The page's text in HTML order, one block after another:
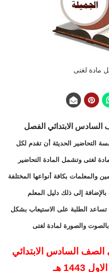
مادة لغتى
الابتدائي الفصل
التحاضير الحديثة أن تقدم لكل
لغتى وتشمل المادة التحاضير
والمعلمات بكافة أنواعها المختلفة
إلى ذلك دليل المعلم
تساعد الطلبة على الاستيعاب بشكل
والصورة لمادة لغتى
السادس الابتدائي
هـ